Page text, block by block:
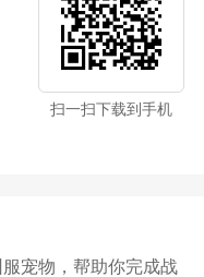
扫一扫下载到手机
宠物，帮助你完成战